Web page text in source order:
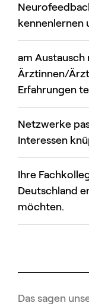
kennenlernen
am
Ärztinnen/
Erfahrungen
Netzwerke
Interessen
Ihre
Deutschland
möchten.
Das sagen